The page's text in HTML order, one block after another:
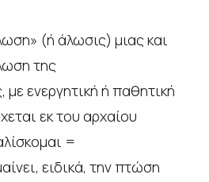
(ή άλωσις) μιας και
της
ενεργητική ή παθητική
εκ του αρχαίου
=
ειδικά, την πτώση